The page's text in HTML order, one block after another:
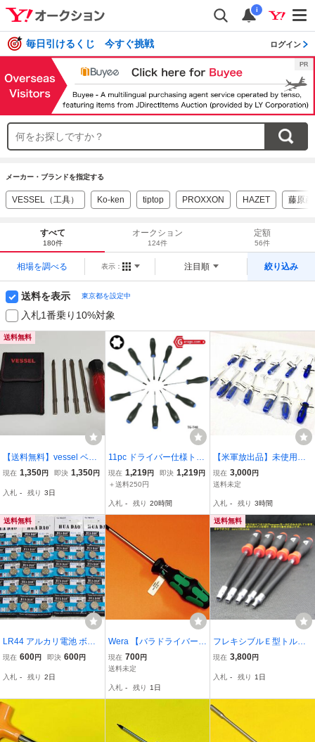
i
毎日引けるくじ 今すぐ挑戦 ログイン
メーカー・ブランドを指定する
VESSEL（工具） Ko-ken tiptop PROXXON HAZET 藤原
すべて
180件
オークション
124件
定額
56件
相場を調べる 表示： 注目順 絞り込み
送料を表示 東京都を設定中
入札1番乗り10%対象
送料無料
【送料無料】vessel ベッ
セル 400C 工具 トルクス
現在 1,350円 即決 1,350円
入札 - 残り 3日
11pc ドライバー仕様トル
クスビットセット T6-T40
B137
現在 1,219円 即決 1,219円
＋送料250円
入札 - 残り 20時間
【米軍放出品】未使用品
トルクスドライバー T15
(RTX15SD)×6個 T27(RT
ンテナンス (60) ☆BG1SK
-W#26
現在 3,000円
送料未定
入札 - 残り 3時間
送料無料
LR44 アルカリ電池 ボタ
ン電池 AG13 40個
現在 600円 即決 600円
入札 - 残り 2日
Wera 【バラドライバー】
TORX-Plus(トルクスプラ
ス) 367IP/30IP
現在 700円
送料未定
入札 - 残り 1日
送料無料
フレキシブルＥ型トルク
スドライバーセット メ
レックスドライバー
現在 3,800円
入札 - 残り 1日